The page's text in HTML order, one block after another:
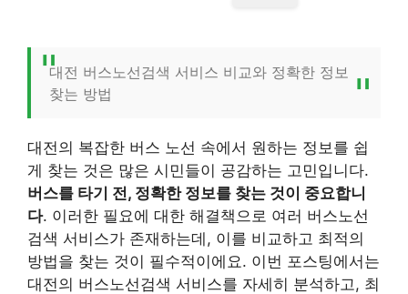
대전 버스노선검색 서비스 비교와 정확한 정보
찾는 방법
대전의 복잡한 버스 노선 속에서 원하는 정보를 쉽
게 찾는 것은 많은 시민들이 공감하는 고민입니다.
버스를 타기 전, 정확한 정보를 찾는 것이 중요합니
다. 이러한 필요에 대한 해결책으로 여러 버스노선
검색 서비스가 존재하는데, 이를 비교하고 최적의
방법을 찾는 것이 필수적이에요. 이번 포스팅에서는
대전의 버스노선검색 서비스를 자세히 분석하고, 최